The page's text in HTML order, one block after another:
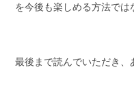
を今後も楽しめる方法では
最後まで読んでいただき、